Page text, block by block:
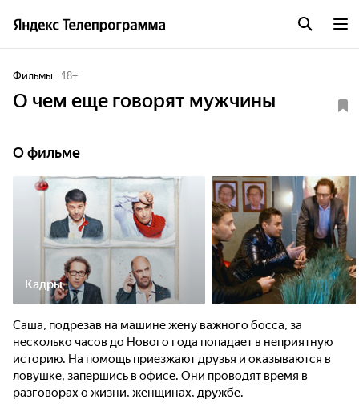
Фильмы 18+
О чем еще говорят мужчины
О фильме
Кадры
Саша, подрезав на машине жену важного босса, за
несколько часов до Нового года попадает в неприятную
историю. На помощь приезжают друзья и оказываются в
ловушке, запершись в офисе. Они проводят время в
разговорах о жизни, женщинах, дружбе.